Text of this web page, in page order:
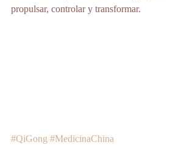
propulsar, controlar y transformar.
#QiGong #MedicinaChina